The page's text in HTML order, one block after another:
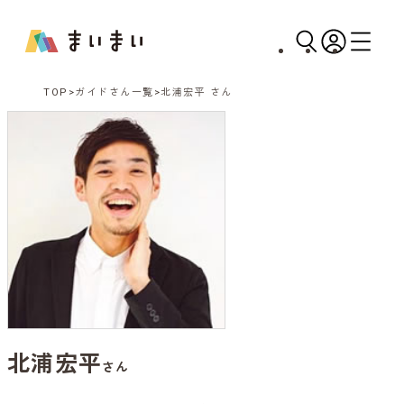
TOP ガイドさん一覧 北浦宏平 さん
北浦宏平さん